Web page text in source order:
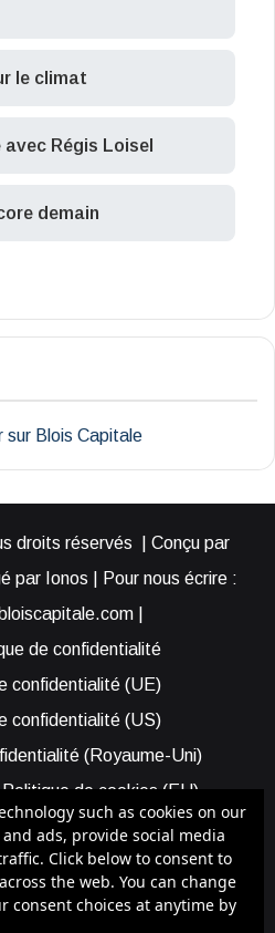
le climat
avec Régis Loisel
demain
droits réservés | Conçu par
par Ionos | Pour nous écrire :
|
de confidentialité
confidentialité (UE)
confidentialité (US)
(Royaume-Uni)
Politique de cookies (EU)
Cookie Policy (US)
Participer à Blois Capitale
assistance
such as cookies on our
ads, provide social media
Click below to consent to
the web. You can change
consent choices at anytime by